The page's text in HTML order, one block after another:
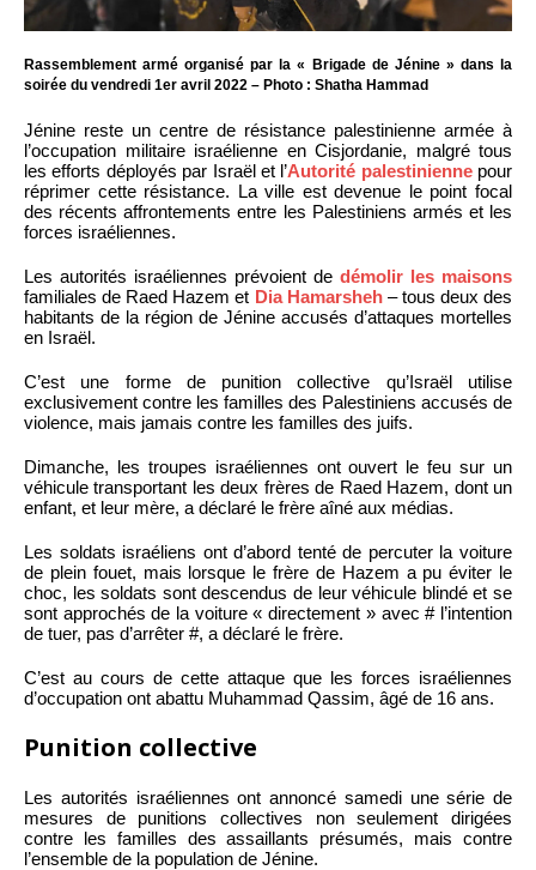
Rassemblement armé organisé par la « Brigade de Jénine » dans la
soirée du vendredi 1er avril 2022 – Photo : Shatha Hammad
Jénine reste un centre de résistance palestinienne armée à
l’occupation militaire israélienne en Cisjordanie, malgré tous
les efforts déployés par Israël et l’Autorité palestiniennepour
réprimer cette résistance. La ville est devenue le point focal
des récents affrontements entre les Palestiniens armés et les
forces israéliennes.
Les autorités israéliennes prévoient de démolir les maisons
familiales de Raed Hazem et Dia Hamarsheh– tous deux des
habitants de la région de Jénine accusés d’attaques mortelles
en Israël.
C’est une forme de punition collective qu’Israël utilise
exclusivement contre les familles des Palestiniens accusés de
violence, mais jamais contre les familles des juifs.
Dimanche, les troupes israéliennes ont ouvert le feu sur un
véhicule transportant les deux frères de Raed Hazem, dont un
enfant, et leur mère, a déclaré le frère aîné aux médias.
Les soldats israéliens ont d’abord tenté de percuter la voiture
de plein fouet, mais lorsque le frère de Hazem a pu éviter le
choc, les soldats sont descendus de leur véhicule blindé et se
sont approchés de la voiture « directement » avec # l’intention
de tuer, pas d’arrêter #, a déclaré le frère.
C’est au cours de cette attaque que les forces israéliennes
d’occupation ont abattu Muhammad Qassim, âgé de 16 ans.
Punition collective
Les autorités israéliennes ont annoncé samedi une série de
mesures de punitions collectives non seulement dirigées
contre les familles des assaillants présumés, mais contre
l’ensemble de la population de Jénine.